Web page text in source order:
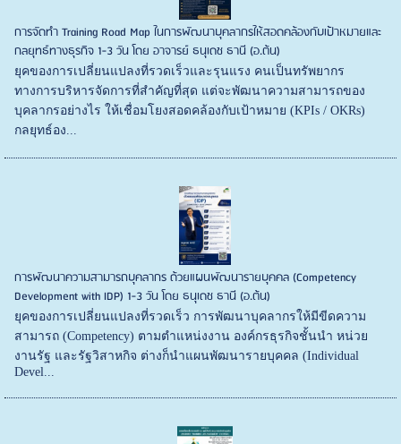
การจัดทำ Training Road Map ในการพัฒนาบุคลากรให้สอดคล้องกับเป้าหมายและ
กลยุทธ์ทางธุรกิจ 1-3 วัน โดย อาจารย์ ธนุเดช ธานี (อ.ต้น)
ยุคของการเปลี่ยนแปลงที่รวดเร็วและรุนแรง คนเป็นทรัพยากร
ทางการบริหารจัดการที่สำคัญที่สุด แต่จะพัฒนาความสามารถของ
บุคลากรอย่างไร ให้เชื่อมโยงสอดคล้องกับเป้าหมาย (KPIs / OKRs)
กลยุทธ์อง...
การพัฒนาความสามารถบุคลากร ด้วยแผนพัฒนารายบุคคล (Competency
Development with IDP) 1-3 วัน โดย ธนุเดช ธานี (อ.ต้น)
ยุคของการเปลี่ยนแปลงที่รวดเร็ว การพัฒนาบุคลากรให้มีขีดความ
สามารถ (Competency) ตามตำแหน่งงาน องค์กรธุรกิจชั้นนำ หน่วย
งานรัฐ และรัฐวิสาหกิจ ต่างก็นำแผนพัฒนารายบุคคล (Individual
Devel...